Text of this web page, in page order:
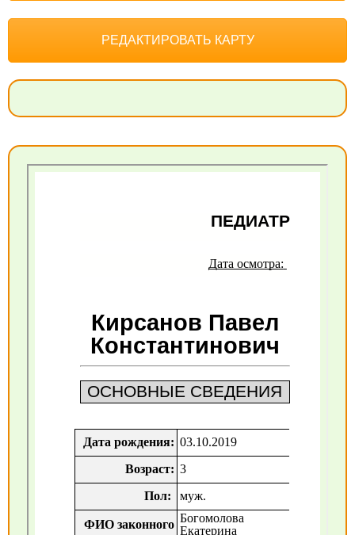
РЕДАКТИРОВАТЬ КАРТУ